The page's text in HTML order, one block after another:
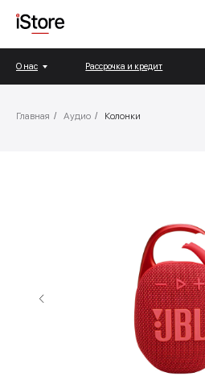
О нас Рассрочка и кредит
Главная / Аудио / Колонки